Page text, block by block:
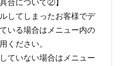
合について②】
してしまったお客様でデ
いる場合はメニュー内の
ください。